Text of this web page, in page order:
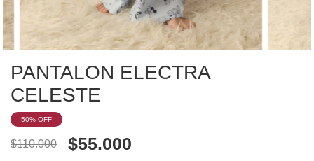
PANTALON ELECTRA
CELESTE
50% OFF
$110.000 $55.000